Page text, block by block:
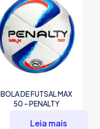
BOLA DE FUTSAL MAX
50 – PENALTY
Leia mais